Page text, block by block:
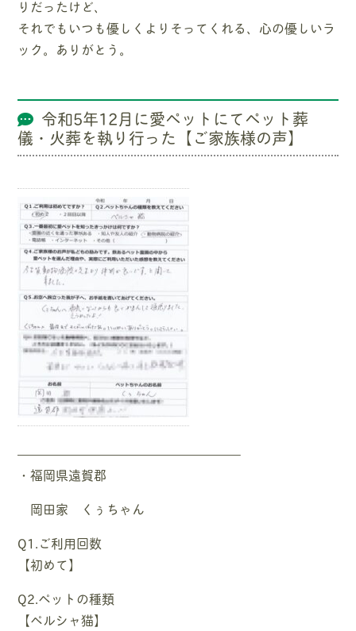
りだったけど、
それでもいつも優しくよりそってくれる、心の優しいラ
ック。ありがとう。
令和5年12月に愛ペットにてペット葬
儀・火葬を執り行った【ご家族様の声】
—————————————————–
・福岡県遠賀郡
岡田家 くぅちゃん
Q1.ご利用回数
【初めて】
Q2.ペットの種類
【ペルシャ猫】